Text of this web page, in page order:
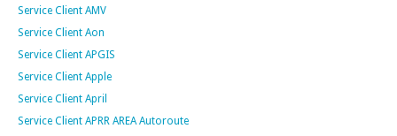
Service Client AMV
Service Client Aon
Service Client APGIS
Service Client Apple
Service Client April
Service Client APRR AREA Autoroute